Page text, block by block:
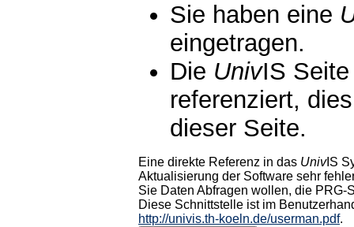
Sie haben eine
eingetragen.
Die UnivIS
referenziert,
dieser Seite.
Eine direkte Referenz in das UnivIS
Aktualisierung der Software sehr
Sie Daten Abfragen wollen, die PRG-
Diese Schnittstelle ist im
http://univis.th-koeln.de/userman.pdf.